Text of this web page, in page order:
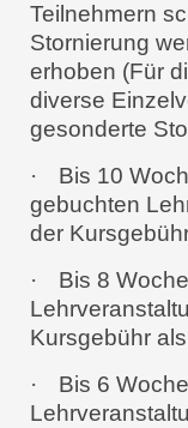
Teilnehmern
Stornierung
erhoben (Für
diverse
gesonderte
·
Bis 10
gebuchten
der
·
Bis 8
Kursgebühr
·
Bis 6